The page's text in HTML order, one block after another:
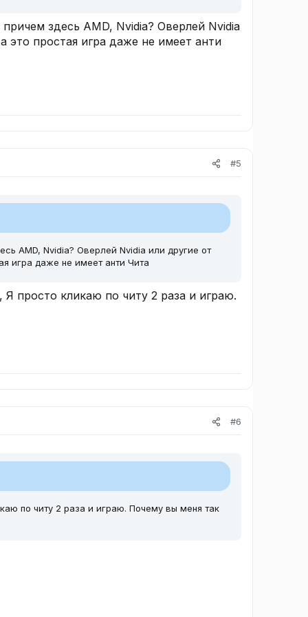
здесь AMD, Nvidia? Оверлей Nvidia
это простая игра даже не имеет анти
#5
AMD, Nvidia? Оверлей Nvidia или другие от
игра даже не имеет анти Чита
просто кликаю по читу 2 раза и играю.
#6
по читу 2 раза и играю. Почему вы меня так